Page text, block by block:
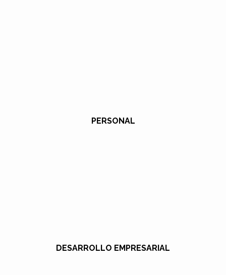
PERSONAL
DESARROLLO EMPRESARIAL